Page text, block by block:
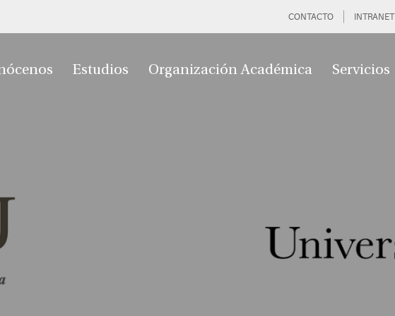
CONTACTO INTRANET
Estudios Organización Académica Servicios